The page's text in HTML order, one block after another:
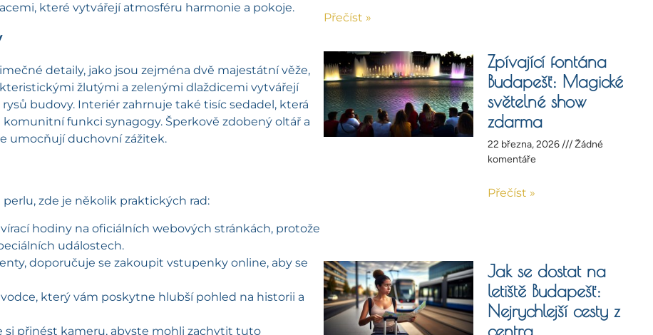
které vytvářejí atmosféru harmonie a pokoje.
detaily, jako jsou zejména dvě majestátní věže,
žlutými a zelenými dlaždicemi vytvářejí
budovy. Interiér zahrnuje také tisíc sedadel, která
funkci synagogy. Šperkově zdobený oltář a
umocňují duchovní zážitek.
zde je několik praktických rad:
hodiny na oficiálních webových stránkách, protože
událostech.
doporučuje se zakoupit vstupenky online, aby se
který vám poskytne hlubší pohled na historii a
si přinést kameru, abyste mohli zachytit tuto
Přečíst »
Zpívající fontána
Budapešť: Magické
světelné show
zdarma
22 března, 2026
Žádné
komentáře
Přečíst »
Jak se dostat na
letiště Budapešť:
Nejrychlejší cesty z
centra